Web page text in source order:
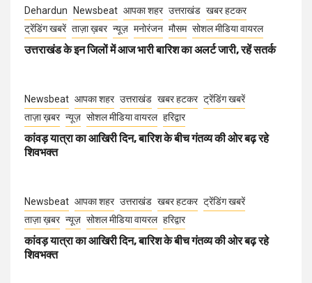
Dehardun Newsbeat आपका शहर उत्तराखंड खबर हटकर
ट्रेंडिंग खबरें ताज़ा ख़बर न्यूज़ मनोरंजन मौसम सोशल मीडिया वायरल
उत्तराखंड के इन जिलों में आज भारी बारिश का अलर्ट जारी, रहें सतर्क
Newsbeat आपका शहर उत्तराखंड खबर हटकर ट्रेंडिंग खबरें
ताज़ा ख़बर न्यूज़ सोशल मीडिया वायरल हरिद्वार
कांवड़ यात्रा का आखिरी दिन, बारिश के बीच गंतव्य की ओर बढ़ रहे
शिवभक्त
Newsbeat आपका शहर उत्तराखंड खबर हटकर ट्रेंडिंग खबरें
ताज़ा ख़बर न्यूज़ सोशल मीडिया वायरल हरिद्वार
कांवड़ यात्रा का आखिरी दिन, बारिश के बीच गंतव्य की ओर बढ़ रहे
शिवभक्त